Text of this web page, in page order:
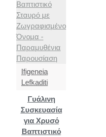
Ifigeneia
Lefkaditi
Γυάλινη
Συσκευασία
για Χρυσό
Βαπτιστικό